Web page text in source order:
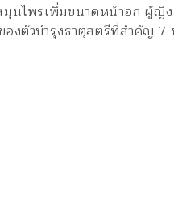
นไพรเพิ่มขนาดหน้าอก ผู้ญิ
องตัวบำรุงธาตุสตรีที่สำคัญ